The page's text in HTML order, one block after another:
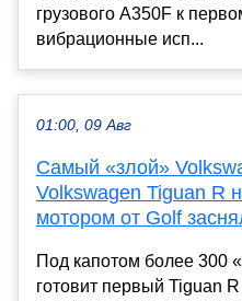
грузового A350F к
вибрационные исп...
01:00, 09 Авг
Самый «злой»
Volkswagen Tiguan R
мотором от Golf
Под капотом более 300
готовит первый Tiguan